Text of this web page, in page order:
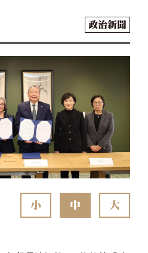
政治新聞
小 中 大